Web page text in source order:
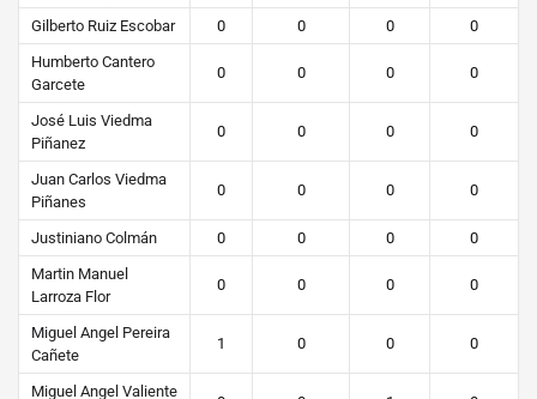
Gilberto Ruiz Escobar 0 0 0
0
Humberto Cantero
Garcete
0 0 0 0
José Luis Viedma
Piñanez
0 0 0 0
Juan Carlos Viedma
Piñanes
0 0 0 0
Justiniano Colmán 0 0 0
0
Martin Manuel
Larroza Flor
0 0 0 0
Miguel Angel Pereira
Cañete
1 0 0 0
Miguel Angel Valiente